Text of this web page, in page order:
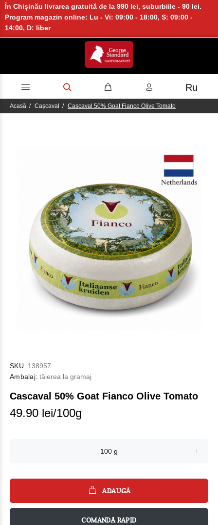
În Chișinău livrarea gratuită de la 990 lei, suburbiile - 90 lei.
Program magazin online: Lu - Vi: 09:00 - 18:00, S: 09:00 -
14:00, D: liber
Ru
Acasă Cașcaval Cascaval 50% Goat Fianco Olive Tomato
SKU: 138957
Ambalaj: tăierea la gramaj
Cascaval 50% Goat Fianco Olive Tomato
49.90 lei/100g
ADAUGĂ
COMANDĂ RAPID